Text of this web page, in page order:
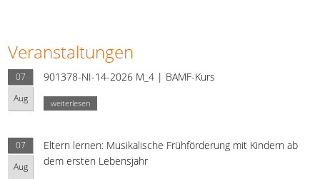
Veranstaltungen
07
Aug
901378-NI-14-2026 M_4 | BAMF-Kurs
weiterlesen
07
Aug
Eltern lernen: Musikalische Frühförderung mit Kindern ab
dem ersten Lebensjahr